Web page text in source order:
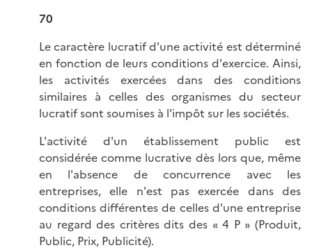
70
Le caractère lucratif d'une activité est déterminé
en fonction de leurs conditions d'exercice. Ainsi,
les activités exercées dans des conditions
similaires à celles des organismes du secteur
lucratif sont soumises à l'impôt sur les sociétés.
L'activité d'un établissement public est
considérée comme lucrative dès lors que, même
en l'absence de concurrence avec les
entreprises, elle n'est pas exercée dans des
conditions différentes de celles d'une entreprise
au regard des critères dits des « 4 P » (Produit,
Public, Prix, Publicité).